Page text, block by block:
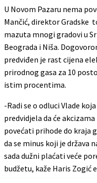
U Novom Pazaru nema
Mančić, direktor Gradske
mazuta mnogi gradovi u
Beograda i Niša.
predviđen je rast cijena
prirodnog gasa za 10
istim procentima.
-Radi se o odluci Vlade
predvidjela da će
povećati prihode do kraja
da se minus koji je država
sada dužni plaćati veće
budžetu, kaže Haris